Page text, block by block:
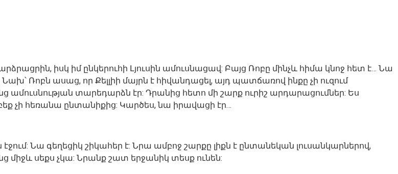
իսկ իմ ընկերուհի Լյուսին ամուսնացավ: Բայց Ռոբը մինչև հիմա կնոջ հետ է… Նա
Ռոբն ասաց, որ Քելլիի մայրն է հիվանդացել, այդ պատճառով ինքը չի ուզում
տարեդարձն էր: Դրանից հետո մի շարք ուրիշ արդարացումներ: Ես
չի հեռանա ընտանիքից: Կարծես, նա իրավացի էր…
էջում: Նա գեղեցիկ շիկահեր է: Նրա ամբոջ շարքը լիքն է ընտանեկան լուսանկարներով,
միջև սեքս չկա: Նրանք շատ երջանիկ տեսք ունեն: